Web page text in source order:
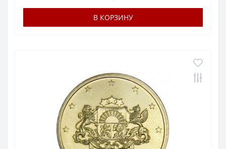
В КОРЗИНУ